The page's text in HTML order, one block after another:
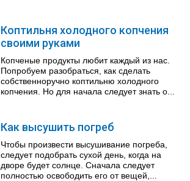
Коптильня холодного копчения
своими руками
Копченые продукты любит каждый из нас.
Попробуем разобраться, как сделать
собственноручно коптильню холодного
копчения. Но для начала следует знать о...
Как высушить погреб
Чтобы произвести высушивание погреба,
следует подобрать сухой день, когда на
дворе будет солнце. Сначала следует
полностью освободить его от вещей,...